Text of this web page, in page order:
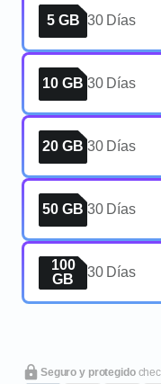
5 GB 30 Días
10 GB 30 Días
20 GB 30 Días
50 GB 30 Días
100
GB
30 Días
Seguro y protegido